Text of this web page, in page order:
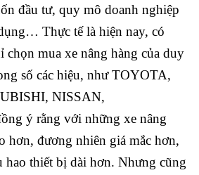
đầu tư, quy mô doanh nghiệp
Thực tế là hiện nay, có
mua xe nâng hàng của duy
số các hiệu, như TOYOTA,
NISSAN,
ý rằng với những xe nâng
hơn, đương nhiên giá mắc hơn,
hao thiết bị dài hơn. Nhưng cũng